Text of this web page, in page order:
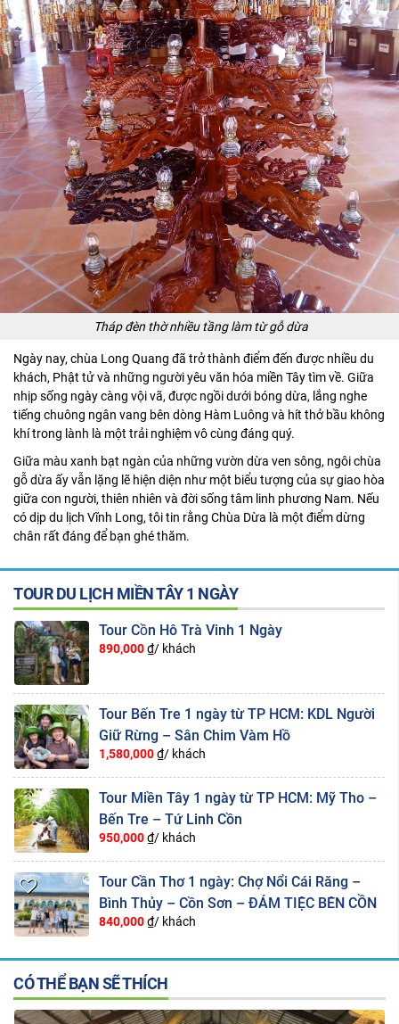
Tháp đèn thờ nhiều tầng làm từ gỗ dừa
Ngày nay, chùa Long Quang đã trở thành điểm đến được nhiều du
khách, Phật tử và những người yêu văn hóa miền Tây tìm về. Giữa
nhịp sống ngày càng vội vã, được ngồi dưới bóng dừa, lắng nghe
tiếng chuông ngân vang bên dòng Hàm Luông và hít thở bầu không
khí trong lành là một trải nghiệm vô cùng đáng quý.
Giữa màu xanh bạt ngàn của những vườn dừa ven sông, ngôi chùa
gỗ dừa ấy vẫn lặng lẽ hiện diện như một biểu tượng của sự giao hòa
giữa con người, thiên nhiên và đời sống tâm linh phương Nam. Nếu
có dịpdu lịch Vĩnh Long, tôi tin rằng Chùa Dừa là một điểm dừng
chân rất đáng để bạn ghé thăm.
TOUR DU LỊCH MIỀN TÂY 1 NGÀY
Tour Cồn Hô Trà Vinh 1 Ngày
890,000₫/ khách
Tour Bến Tre 1 ngày từ TP HCM: KDL Người
Giữ Rừng – Sân Chim Vàm Hồ
1,580,000₫/ khách
Tour Miền Tây 1 ngày từ TP HCM: Mỹ Tho –
Bến Tre – Tứ Linh Cồn
950,000₫/ khách
Tour Cần Thơ 1 ngày: Chợ Nổi Cái Răng –
Bình Thủy – Cồn Sơn – ĐÁM TIỆC BÊN CỒN
840,000₫/ khách
CÓ THỂ BẠN SẼ THÍCH